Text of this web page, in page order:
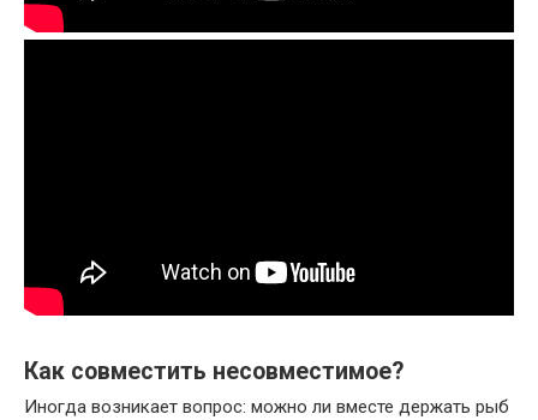
Как совместить несовместимое?
Иногда возникает вопрос: можно ли вместе держать рыб